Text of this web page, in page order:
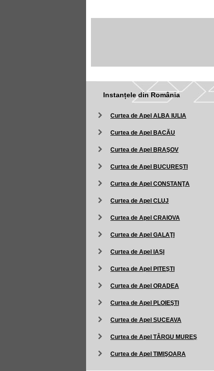
Instanțele din România
Curtea de Apel ALBA IULIA
Curtea de Apel BACĂU
Curtea de Apel BRAŞOV
Curtea de Apel BUCUREŞTI
Curtea de Apel CONSTANŢA
Curtea de Apel CLUJ
Curtea de Apel CRAIOVA
Curtea de Apel GALAŢI
Curtea de Apel IAŞI
Curtea de Apel PITEŞTI
Curtea de Apel ORADEA
Curtea de Apel PLOIEŞTI
Curtea de Apel SUCEAVA
Curtea de Apel TÂRGU MUREŞ
Curtea de Apel TIMIŞOARA